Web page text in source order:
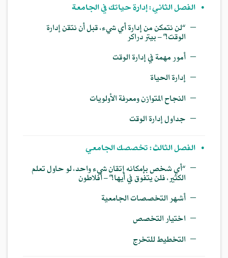
• الفصل الثاني: إدارة حياتك في الجامعة
— “لن نتمكن من إدارة أي شيء، قبل أن نتقن إدارة
الوقت!” – بيتر دراكر
— أمور مهمة في إدارة الوقت
— إدارة الحياة
— النجاح المتوازن ومعرفة الأولويات
— جداول إدارة الوقت
• الفصل الثالث: تخصصك الجامعي
— “أي شخص بإمكانه إتقان شيء واحد، لو حاول تعلم
الكثير، فلن يتفوق في أيها!” – أفلاطون
— أشهر التخصصات الجامعية
— اختيار التخصص
— التخطيط للتخرج